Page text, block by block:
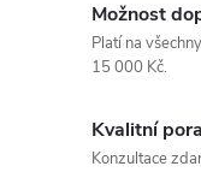
Možnost
Platí na
15 000 Kč.
Kvalitní
Konzultace